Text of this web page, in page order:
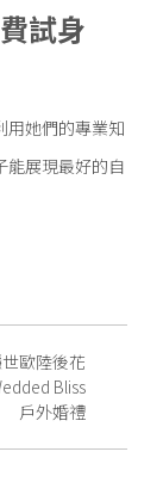
試身
用她們的專業知
能展現最好的自
歐陸後花
Bliss
戶外婚禮